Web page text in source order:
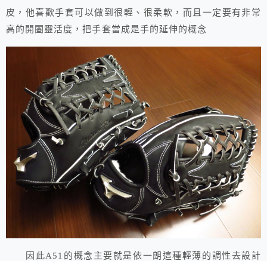
皮，他喜歡手套可以做到很輕、很柔軟，而且一定要有非常
高的開闔靈活度，把手套當成是手的延伸的概念
因此A51的概念主要就是依一朗這種輕薄的調性去設計